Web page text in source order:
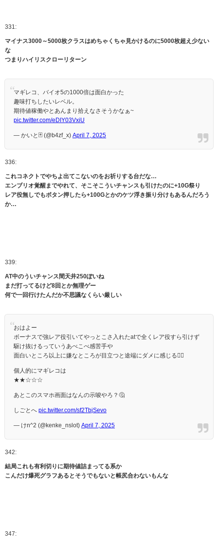
331:
マイナス3000～5000枚クラスはめちゃくちゃ見かけるのに5000枚超え少ない
な
つまりハイリスクローリターン
マギレコ、バイオ5の1000倍は面白かった
趣味打ちしたいレベル。
期待値稼働やとあんまり拾えなさそうかなぁ~
pic.twitter.com/eDIY03VxiU
— かいと🃏 (@b4zf_x) April 7, 2025
336:
これコネクトでやちよ出てこないのをお祈りする台だな…
エンブリオ覚醒までやれて、そこそこういチャンスも引けたのに+10G祭り
レア役無しでもボタン押したら+100Gとかのケツ浮き振り分けもあるんだろう
か…
339:
AT中のういチャンス間天井250ぽいね
まだ打ってるけど8回とか無理ゲー
何で一回行けたんだか不思議なくらい厳しい
おはよー
ボーナスで強レア役引いてやっとこさ入れたatで全くレア役すら引けず
駆け抜けるっていうあべこべ感苦手や
面白いところ以上に嫌なところが目立つと途端にダメに感じる🙅‍♂️
個人的にマギレコは
★★☆☆☆
あとこのスマホ画面はなんの示唆やろ？🤔
しごとへ pic.twitter.com/sf2TbjSevo
— けn^2 (@kenke_nslot) April 7, 2025
342:
結局これも有利切りに期待値詰まってる系か
こんだけ爆死グラフあるとそうでもないと帳尻合わないもんな
347: